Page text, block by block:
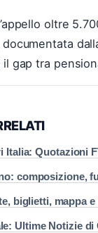
oltre
gap tra
Italia: Quotazioni
composizione,
biglietti, mappa
Ultime Notizie di